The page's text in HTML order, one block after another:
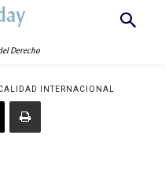
Derecho
INTERNACIONAL